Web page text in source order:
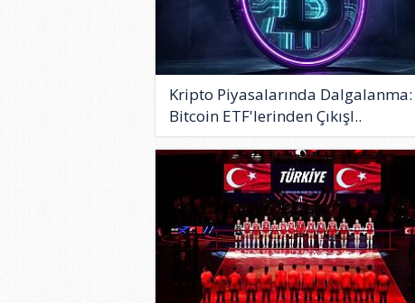
Kripto Piyasalarında Dalgalanma:
Bitcoin ETF'lerinden Çıkışl..